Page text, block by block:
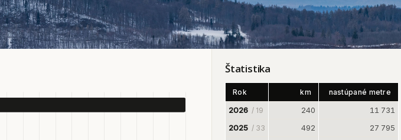
Štatistika
Rok km nastúpané metre
2026 / 19 240
11 731
2025 / 33 492
27 795